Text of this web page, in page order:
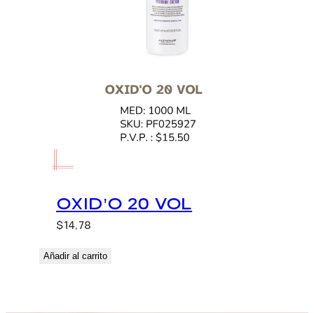
OXID’O 20 VOL
$14,78
Añadir al carrito